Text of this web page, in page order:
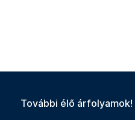
További élő árfolyamok!